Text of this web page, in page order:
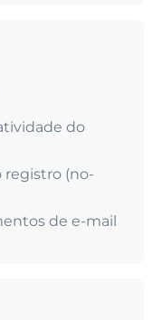
do
registro (no-
de e-mail